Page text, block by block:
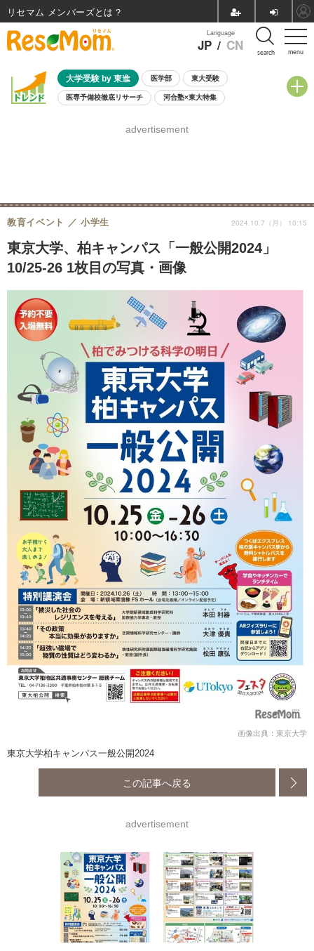
menu
Language
JP / CN search
大学受験 by 東進 医学部 東大受験
医専予備校徹底リサーチ 河合塾×東大特集
8月開催学校説明会・相談会
advertisement
東京大学、柏キャンパス「一般公開2024」
10/25-26 1枚目の写真・画像
教育イベント 小学生 2024.10.7（月） 10:15
画像出典：東京大学
東京大学柏キャンパス一般公開2024
この記事へ戻る
advertisement
リセマム メンバーズ